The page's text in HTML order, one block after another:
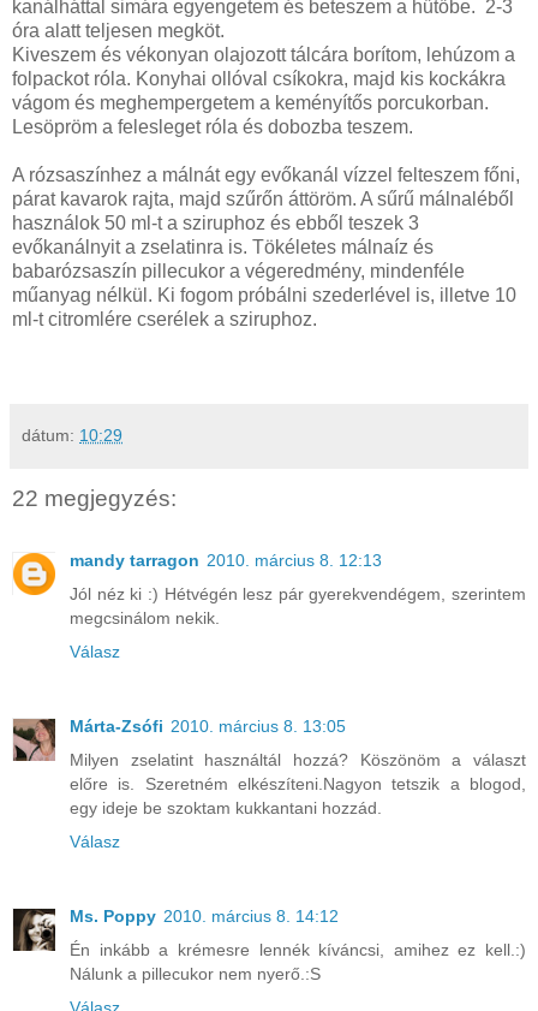
kanálháttal simára egyengetem és beteszem a hűtőbe. 2-3
óra alatt teljesen megköt.
Kiveszem és vékonyan olajozott tálcára borítom, lehúzom a
folpackot róla. Konyhai ollóval csíkokra, majd kis kockákra
vágom és meghempergetem a keményítős porcukorban.
Lesöpröm a felesleget róla és dobozba teszem.
A rózsaszínhez a málnát egy evőkanál vízzel felteszem főni,
párat kavarok rajta, majd szűrőn áttöröm. A sűrű málnaléből
használok 50 ml-t a sziruphoz és ebből teszek 3
evőkanálnyit a zselatinra is. Tökéletes málnaíz és
babarózsaszín pillecukor a végeredmény, mindenféle
műanyag nélkül. Ki fogom próbálni szederlével is, illetve 10
ml-t citromlére cserélek a sziruphoz.
dátum: 10:29
22 megjegyzés:
mandy tarragon 2010. március 8. 12:13
Jól néz ki :) Hétvégén lesz pár gyerekvendégem, szerintem
megcsinálom nekik.
Válasz
Márta-Zsófi 2010. március 8. 13:05
Milyen zselatint használtál hozzá? Köszönöm a választ
előre is. Szeretném elkészíteni.Nagyon tetszik a blogod,
egy ideje be szoktam kukkantani hozzád.
Válasz
Ms. Poppy 2010. március 8. 14:12
Én inkább a krémesre lennék kíváncsi, amihez ez kell.:)
Nálunk a pillecukor nem nyerő.:S